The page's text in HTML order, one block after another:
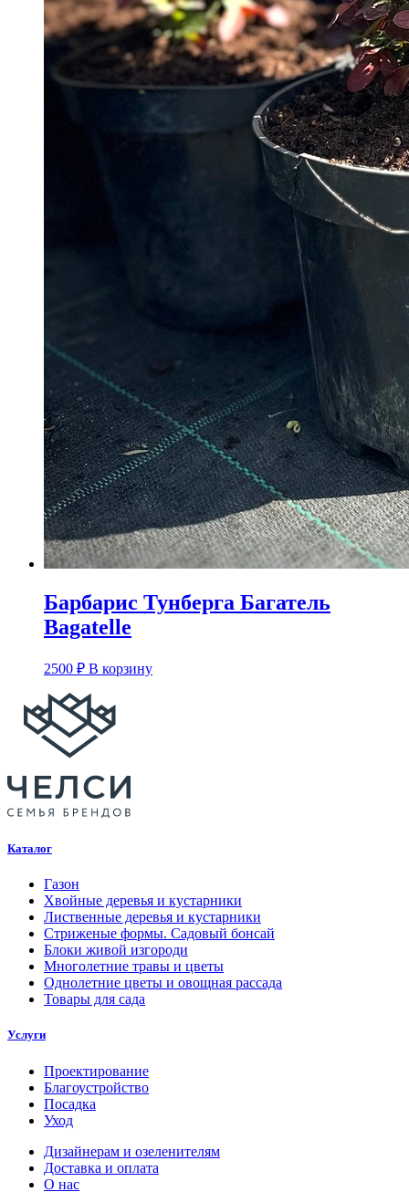
Барбарис Тунберга Багатель
Bagatelle
2500 ₽ В корзину
Каталог
Газон
Хвойные деревья и кустарники
Лиственные деревья и кустарники
Стриженые формы. Садовый бонсай
Блоки живой изгороди
Многолетние травы и цветы
Однолетние цветы и овощная рассада
Товары для сада
Услуги
Проектирование
Благоустройство
Посадка
Уход
Дизайнерам и озеленителям
Доставка и оплата
О нас